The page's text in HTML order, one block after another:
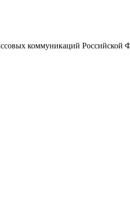
коммуникаций Российской